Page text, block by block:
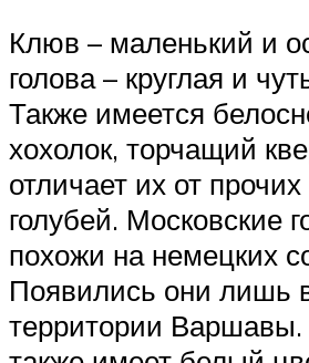
Клюв – маленький и
голова – круглая и
Также имеется
хохолок, торчащий
отличает их от
голубей. Московские
похожи на немецких
Появились они лишь
территории